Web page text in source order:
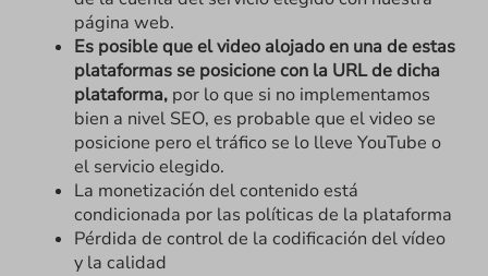
página web.
Es posible que el video alojado en una de estas
plataformas se posicione con la URL de dicha
plataforma, por lo que si no implementamos
bien a nivel SEO, es probable que el video se
posicione pero el tráfico se lo lleve YouTube o
el servicio elegido.
La monetización del contenido está
condicionada por las políticas de la plataforma
Pérdida de control de la codificación del vídeo
y la calidad